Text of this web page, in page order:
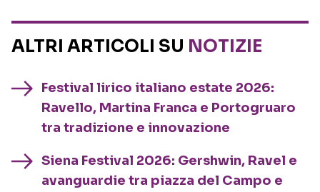
ALTRI ARTICOLI SU NOTIZIE
Festival lirico italiano estate 2026:
Ravello, Martina Franca e Portogruaro
tra tradizione e innovazione
Siena Festival 2026: Gershwin, Ravel e
avanguardie tra piazza del Campo e